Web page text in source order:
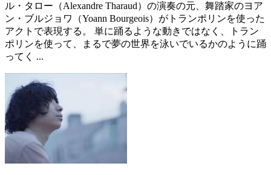
ル・タロー（Alexandre Tharaud）の演奏の元、舞踏家のヨア
ン・ブルジョワ（Yoann Bourgeois）がトランポリンを使った
アクトで表現する。 単に踊るような動きではなく、トラン
ポリンを使って、まるで夢の世界を泳いでいるかのように踊
ってく ...